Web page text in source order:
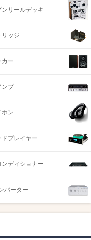
ンリールデッキ
リッジ
カー
ンプ
ホン
ドプレイヤー
ンディショナー
バーター